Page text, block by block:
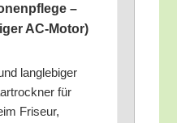
–
AC-Motor)
lang­le­bi­ger
für
Fri­seur,